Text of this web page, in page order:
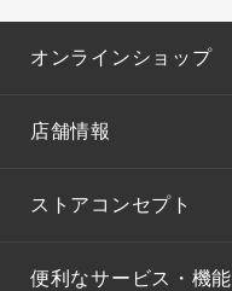
オンラインショップ
店舗情報
ストアコンセプト
便利なサービス・機能